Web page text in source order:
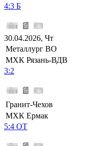
4:3 Б
30.04.2026, Чт
Металлург ВО
МХК Рязань-ВДВ
3:2
Гранит-Чехов
МХК Ермак
5:4 ОТ